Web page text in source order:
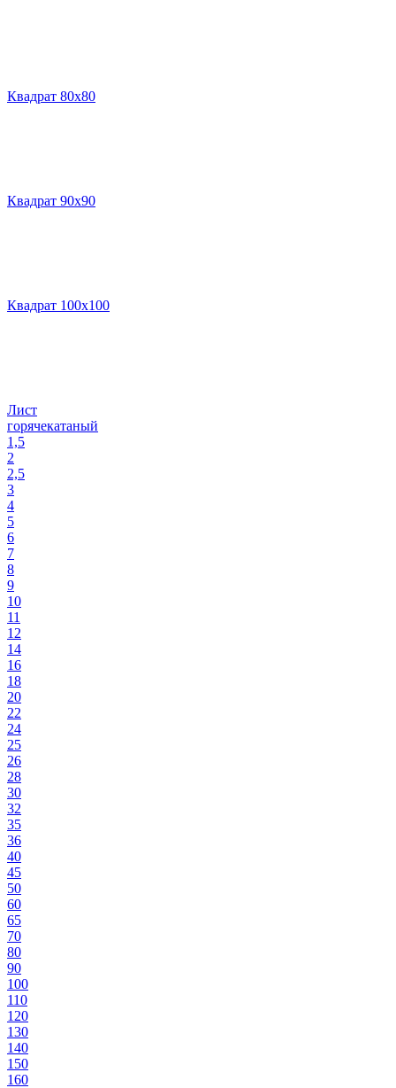
Квадрат 80х80
Квадрат 90х90
Квадрат 100х100
Лист
горячекатаный
1,5
2
2,5
3
4
5
6
7
8
9
10
11
12
14
16
18
20
22
24
25
26
28
30
32
35
36
40
45
50
60
65
70
80
90
100
110
120
130
140
150
160